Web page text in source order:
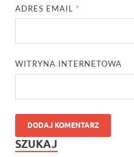
ADRES EMAIL *
WITRYNA INTERNETOWA
SZUKAJ